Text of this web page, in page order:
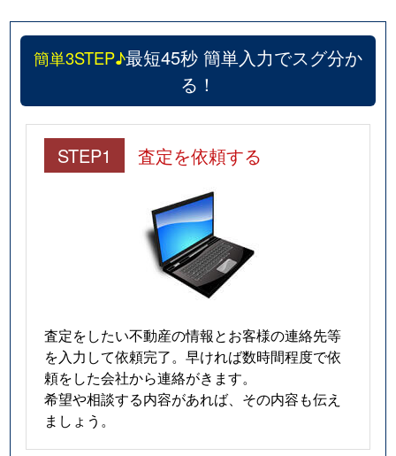
簡単3STEP♪最短45秒 簡単入力でスグ分か
る！
STEP1 査定を依頼する
査定をしたい不動産の情報とお客様の連絡先等
を入力して依頼完了。早ければ数時間程度で依
頼をした会社から連絡がきます。
希望や相談する内容があれば、その内容も伝え
ましょう。